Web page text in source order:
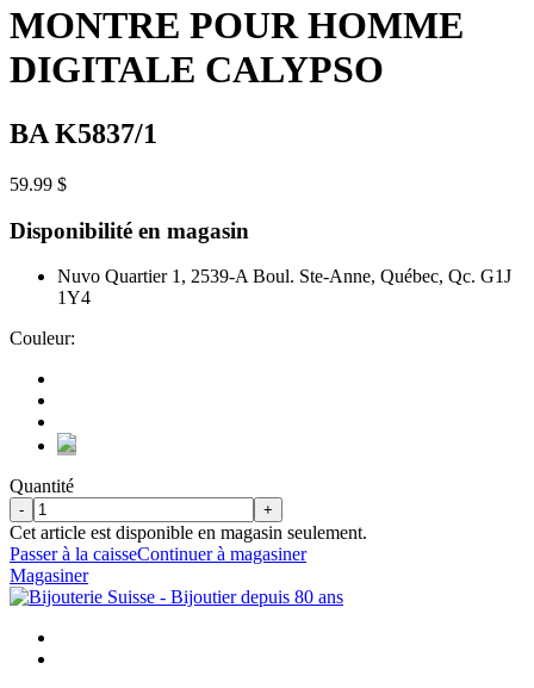
MONTRE POUR HOMME
DIGITALE CALYPSO
BA K5837/1
59.99 $
Disponibilité en magasin
Nuvo Quartier 1, 2539-A Boul. Ste-Anne, Québec, Qc. G1J
1Y4
Couleur:
Quantité
- +
Cet article est disponible en magasin seulement.
Passer à la caisseContinuer à magasiner
Magasiner